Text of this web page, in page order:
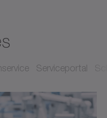
Serviceportal